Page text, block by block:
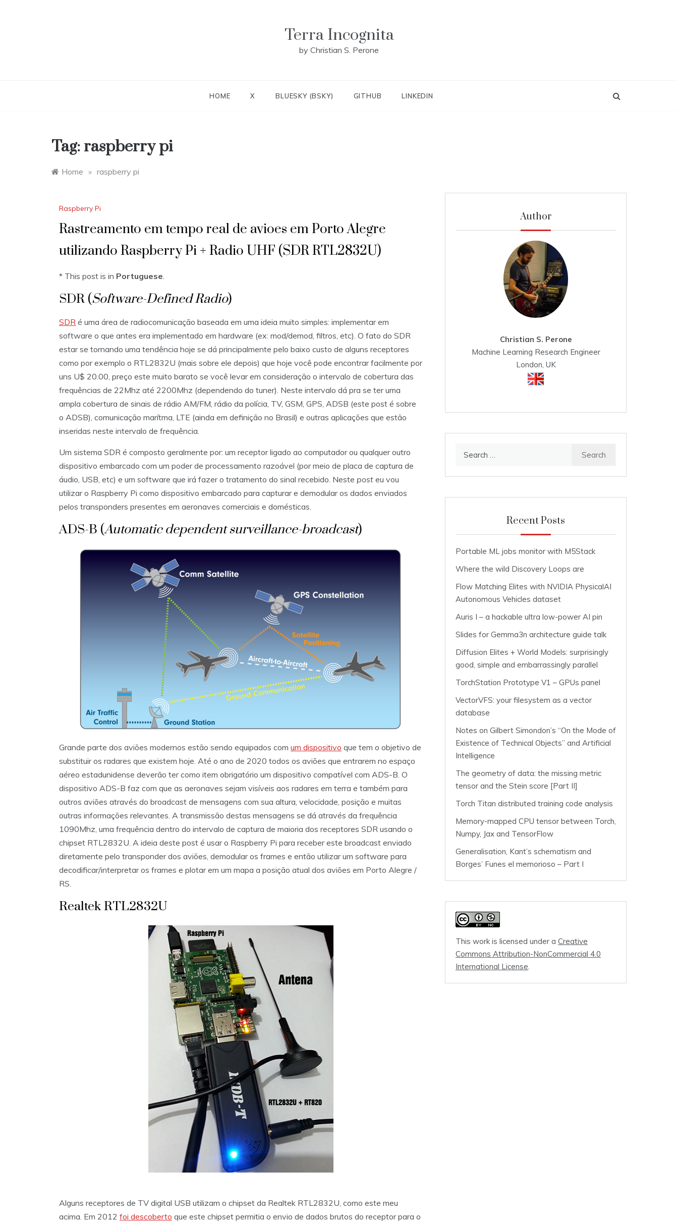
Terra Incognita
by Christian S. Perone
HOME X BLUESKY (BSKY) GITHUB LINKEDIN
Tag: raspberry pi
Home » raspberry pi
Raspberry Pi
Rastreamento em tempo real de avioes em Porto Alegre
utilizando Raspberry Pi + Radio UHF (SDR RTL2832U)
* This post is in Portuguese.
SDR (Software-Defined Radio)
SDR é uma área de radiocomunicação baseada em uma ideia muito simples: implementar em
software o que antes era implementado em hardware (ex: mod/demod, filtros, etc). O fato do SDR
estar se tornando uma tendência hoje se dá principalmente pelo baixo custo de alguns receptores
como por exemplo o RTL2832U (mais sobre ele depois) que hoje você pode encontrar facilmente por
uns U$ 20.00, preço este muito barato se você levar em consideração o intervalo de cobertura das
frequências de 22Mhz até 2200Mhz (dependendo do tuner). Neste intervalo dá pra se ter uma
ampla cobertura de sinais de rádio AM/FM, rádio da polícia, TV, GSM, GPS, ADSB (este post é sobre
o ADSB), comunicação marítma, LTE (ainda em definição no Brasil) e outras aplicações que estão
inseridas neste intervalo de frequência.
Um sistema SDR é composto geralmente por: um receptor ligado ao computador ou qualquer outro
dispositivo embarcado com um poder de processamento razoável (por meio de placa de captura de
áudio, USB, etc) e um software que irá fazer o tratamento do sinal recebido. Neste post eu vou
utilizar o Raspberry Pi como dispositivo embarcado para capturar e demodular os dados enviados
pelos transponders presentes em aeronaves comerciais e domésticas.
ADS-B (Automatic dependent surveillance-broadcast)
Grande parte dos aviões modernos estão sendo equipados com um dispositivo que tem o objetivo de
substituir os radares que existem hoje. Até o ano de 2020 todos os aviões que entrarem no espaço
aéreo estadunidense deverão ter como item obrigatório um dispositivo compatível com ADS-B. O
dispositivo ADS-B faz com que as aeronaves sejam visíveis aos radares em terra e também para
outros aviões através do broadcast de mensagens com sua altura, velocidade, posição e muitas
outras informações relevantes. A transmissão destas mensagens se dá através da frequência
1090Mhz, uma frequência dentro do intervalo de captura de maioria dos receptores SDR usando o
chipset RTL2832U. A ideia deste post é usar o Raspberry Pi para receber este broadcast enviado
diretamente pelo transponder dos aviões, demodular os frames e então utilizar um software para
decodificar/interpretar os frames e plotar em um mapa a posição atual dos aviões em Porto Alegre /
RS.
Realtek RTL2832U
Alguns receptores de TV digital USB utilizam o chipset da Realtek RTL2832U, como este meu
acima. Em 2012 foi descoberto que este chipset permitia o envio de dados brutos do receptor para o
Author
Christian S. Perone
Machine Learning Research Engineer
London, UK
Recent Posts
Portable ML jobs monitor with M5Stack
Where the wild Discovery Loops are
Flow Matching Elites with NVIDIA PhysicalAI
Autonomous Vehicles dataset
Auris I – a hackable ultra low-power AI pin
Slides for Gemma3n architecture guide talk
Diffusion Elites + World Models: surprisingly
good, simple and embarrassingly parallel
TorchStation Prototype V1 – GPUs panel
VectorVFS: your filesystem as a vector
database
Notes on Gilbert Simondon’s “On the Mode of
Existence of Technical Objects” and Artificial
Intelligence
The geometry of data: the missing metric
tensor and the Stein score [Part II]
Torch Titan distributed training code analysis
Memory-mapped CPU tensor between Torch,
Numpy, Jax and TensorFlow
Generalisation, Kant’s schematism and
Borges’ Funes el memorioso – Part I
This work is licensed under a Creative
Commons Attribution-NonCommercial 4.0
International License.